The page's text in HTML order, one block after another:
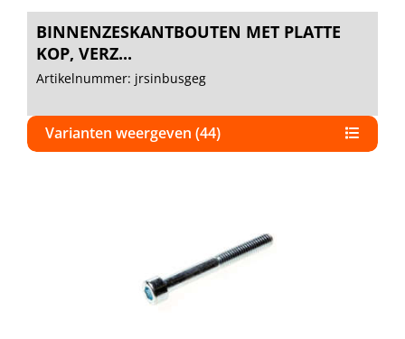
BINNENZESKANTBOUTEN MET PLATTE
KOP, VERZ...
Artikelnummer: jrsinbusgeg
Varianten weergeven (44)